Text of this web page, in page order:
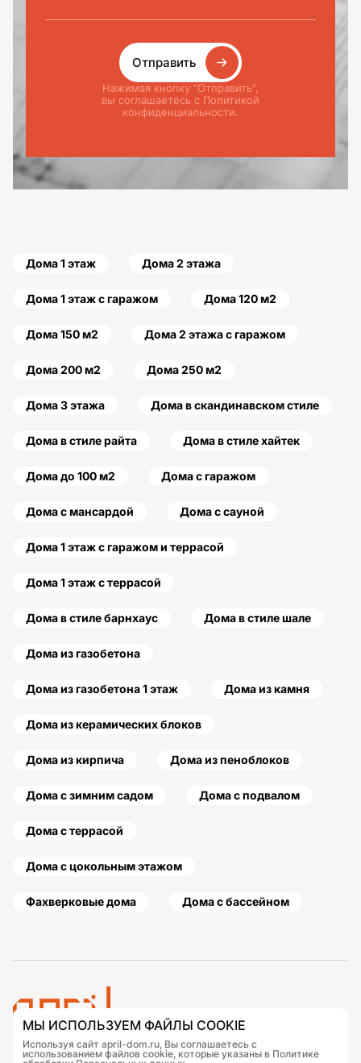
Отправить
Нажимая кнопку "Отправить",
вы соглашаетесь с Политикой
конфиденциальности.
Дома 1 этаж Дома 2 этажа
Дома 1 этаж с гаражом Дома 120 м2
Дома 150 м2 Дома 2 этажа с гаражом
Дома 200 м2 Дома 250 м2
Дома 3 этажа Дома в скандинавском стиле
Дома в стиле райта Дома в стиле хайтек
Дома до 100 м2 Дома с гаражом
Дома с мансардой Дома с сауной
Дома 1 этаж с гаражом и террасой
Дома 1 этаж с террасой
Дома в стиле барнхаус Дома в стиле шале
Дома из газобетона
Дома из газобетона 1 этаж Дома из камня
Дома из керамических блоков
Дома из кирпича Дома из пеноблоков
Дома с зимним садом Дома с подвалом
Дома с террасой
Дома с цокольным этажом
Фахверковые дома Дома с бассейном
Проекты
Контакты
МЫ ИСПОЛЬЗУЕМ ФАЙЛЫ COOKIE
Используя сайт april-dom.ru, Вы соглашаетесь с
использованием файлов cookie, которые указаны в Политике